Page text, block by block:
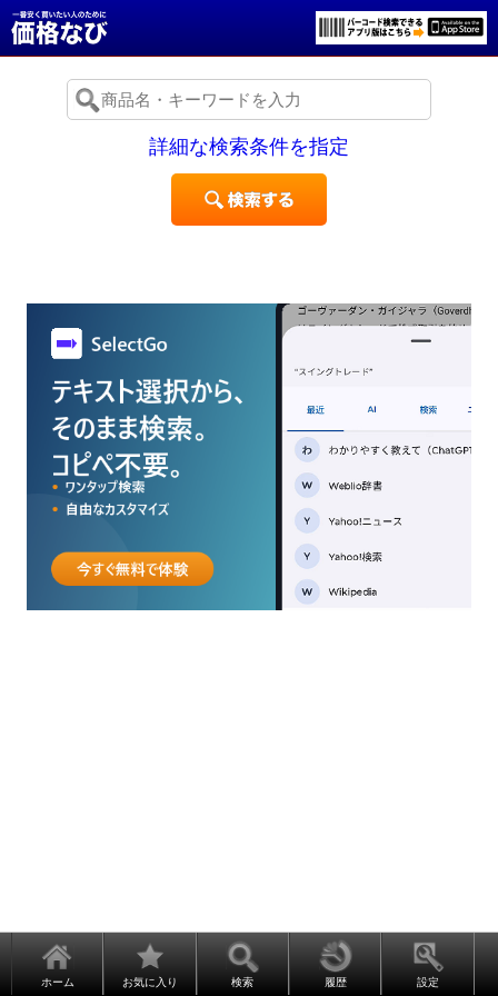
詳細な検索条件を指定
ホーム お気に入り 検索 履歴 設定